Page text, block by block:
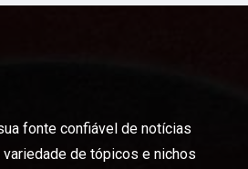
fonte confiável de notícias
variedade de tópicos e nichos